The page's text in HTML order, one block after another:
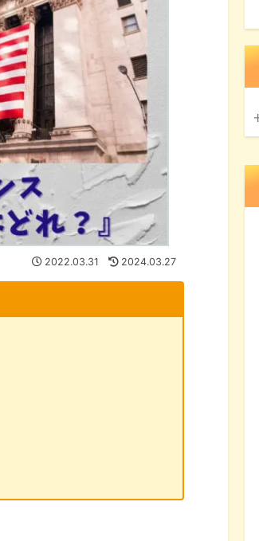
2022.03.31 2024.03.27